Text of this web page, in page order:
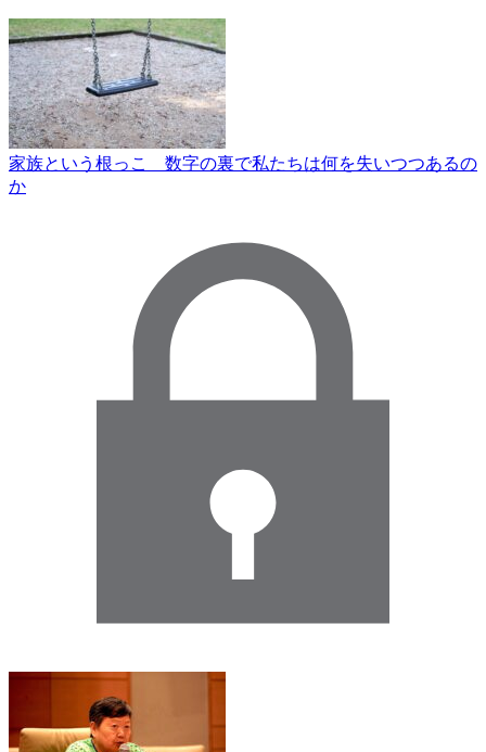
家族という根っこ 数字の裏で私たちは何を失いつつあるの
か